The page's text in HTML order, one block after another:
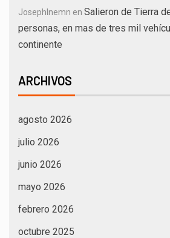
JosephInemn en Salieron de Tierra
personas, en mas de tres mil
continente
ARCHIVOS
agosto 2026
julio 2026
junio 2026
mayo 2026
febrero 2026
octubre 2025